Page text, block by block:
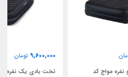
تخت بادی یک نفره مواج کد